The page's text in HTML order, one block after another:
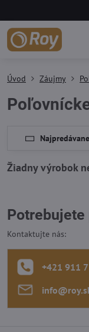
Úvod Záujmy
Potrebujete
Kontaktujte nás:
+421 911